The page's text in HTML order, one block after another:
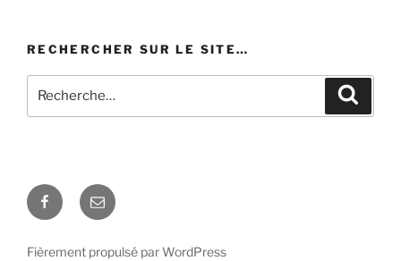
RECHERCHER SUR LE SITE…
pour
Facebook
E-
mail
Fièrement propulsé par WordPress